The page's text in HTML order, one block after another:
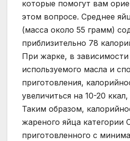
которые помогут вам
этом вопросе. Среднее
(масса около 55 грамм)
приблизительно 78
При жарке, в зависимости
используемого масла и
приготовления,
увеличиться на 10-20
Таким образом,
жареного яйца категории
приготовленного с